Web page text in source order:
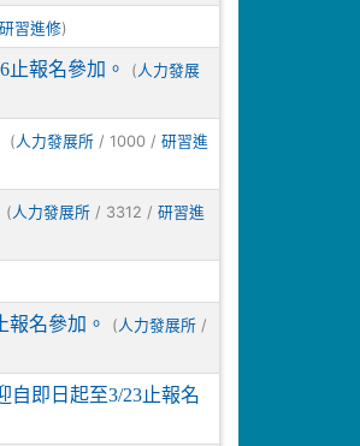
研習進修)
止報名參加。 ( 人力發展
( 人力發展所 / 1000 /研習進
( 人力發展所 / 3312 /研習進
報名參加。 ( 人力發展所 /
自即日起至3/23止報名